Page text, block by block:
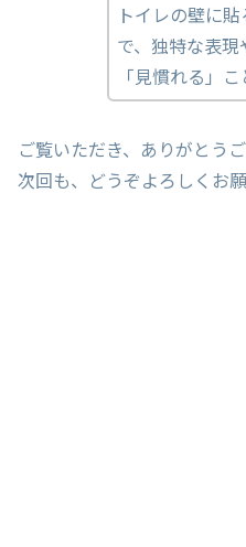
トイレの壁に貼
で、独特な表
「見慣れる」
ご覧いただき、ありがとう
次回も、どうぞよろしくお願